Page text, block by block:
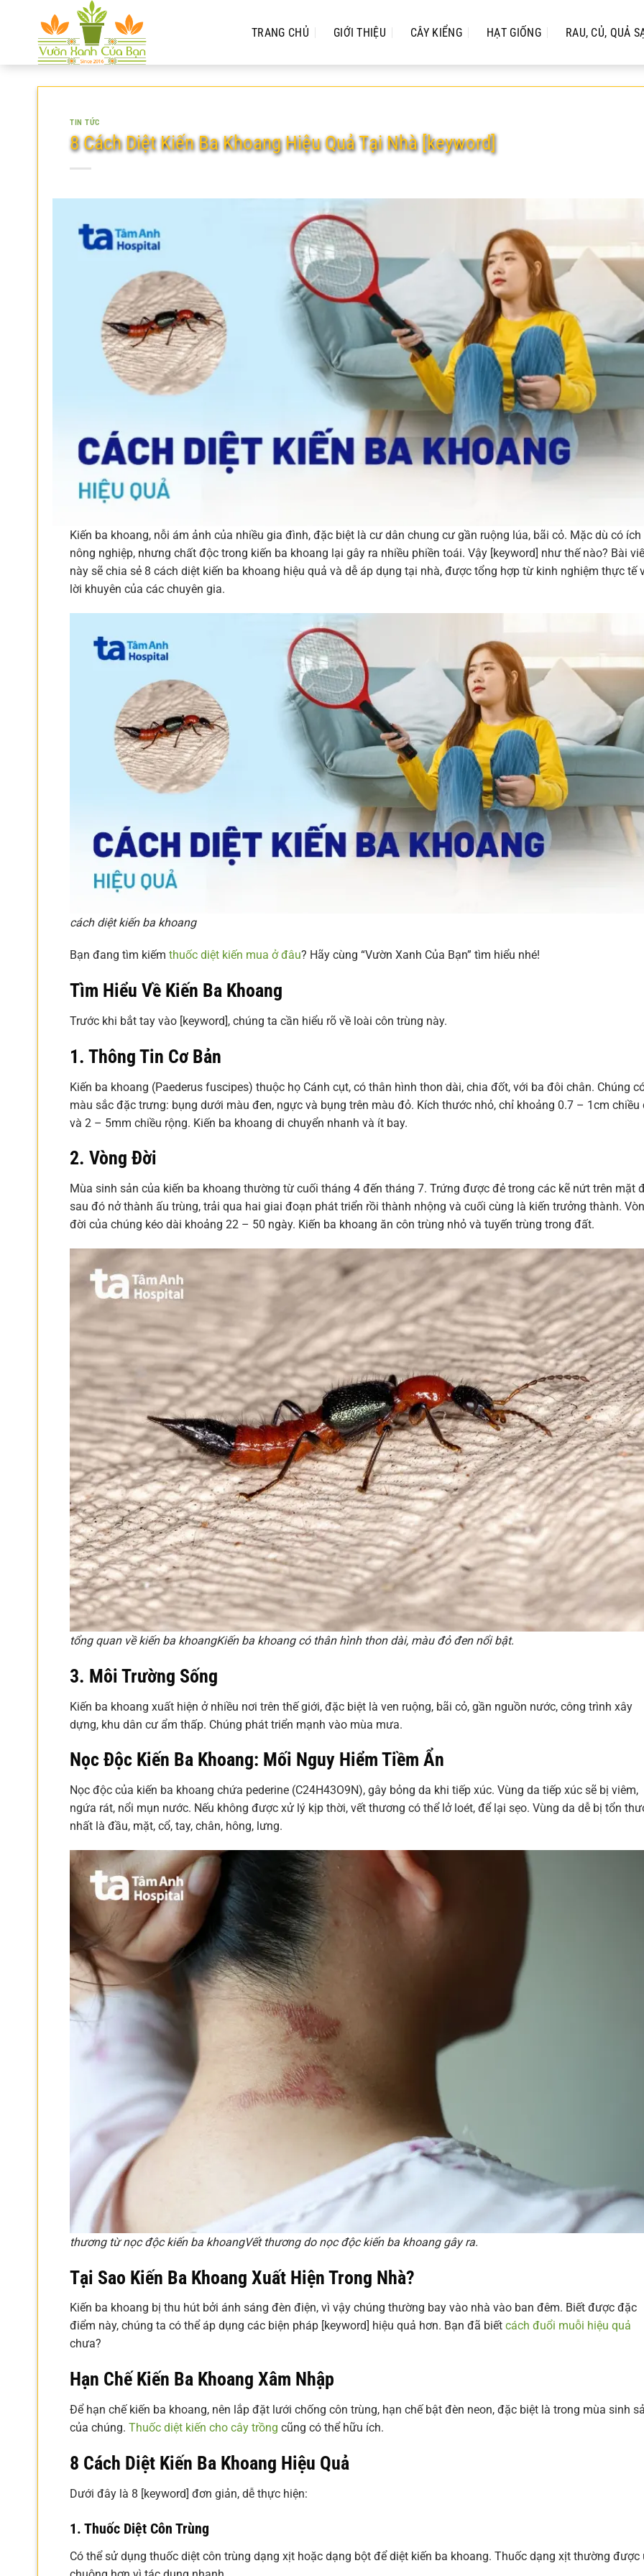
dung
TRANG CHỦ GIỚI THIỆU CÂY KIỂNG HẠT GIỐNG RAU, CỦ, QUẢ
TIN TỨC
8 Cách Diệt Kiến Ba Khoang Hiệu Quả Tại Nhà [keyword]
Kiến ba khoang, nỗi ám ảnh của nhiều gia đình, đặc biệt là cư dân chung cư gần ruộng lúa, bãi cỏ. Mặc dù có ích
nông nghiệp, nhưng chất độc trong kiến ba khoang lại gây ra nhiều phiền toái. Vậy [keyword] như thế nào? Bài
này sẽ chia sẻ 8 cách diệt kiến ba khoang hiệu quả và dễ áp dụng tại nhà, được tổng hợp từ kinh nghiệm thực tế
lời khuyên của các chuyên gia.
cách diệt kiến ba khoang
Bạn đang tìm kiếm thuốc diệt kiến mua ở đâu? Hãy cùng “Vườn Xanh Của Bạn” tìm hiểu nhé!
Tìm Hiểu Về Kiến Ba Khoang
Trước khi bắt tay vào [keyword], chúng ta cần hiểu rõ về loài côn trùng này.
1. Thông Tin Cơ Bản
Kiến ba khoang (Paederus fuscipes) thuộc họ Cánh cụt, có thân hình thon dài, chia đốt, với ba đôi chân. Chúng
màu sắc đặc trưng: bụng dưới màu đen, ngực và bụng trên màu đỏ. Kích thước nhỏ, chỉ khoảng 0.7 – 1cm chiều
và 2 – 5mm chiều rộng. Kiến ba khoang di chuyển nhanh và ít bay.
2. Vòng Đời
Mùa sinh sản của kiến ba khoang thường từ cuối tháng 4 đến tháng 7. Trứng được đẻ trong các kẽ nứt trên mặt
sau đó nở thành ấu trùng, trải qua hai giai đoạn phát triển rồi thành nhộng và cuối cùng là kiến trưởng thành.
đời của chúng kéo dài khoảng 22 – 50 ngày. Kiến ba khoang ăn côn trùng nhỏ và tuyến trùng trong đất.
tổng quan về kiến ba khoangKiến ba khoang có thân hình thon dài, màu đỏ đen nổi bật.
3. Môi Trường Sống
Kiến ba khoang xuất hiện ở nhiều nơi trên thế giới, đặc biệt là ven ruộng, bãi cỏ, gần nguồn nước, công trình xây
dựng, khu dân cư ẩm thấp. Chúng phát triển mạnh vào mùa mưa.
Nọc Độc Kiến Ba Khoang: Mối Nguy Hiểm Tiềm Ẩn
Nọc độc của kiến ba khoang chứa pederine (C24H43O9N), gây bỏng da khi tiếp xúc. Vùng da tiếp xúc sẽ bị viêm,
ngứa rát, nổi mụn nước. Nếu không được xử lý kịp thời, vết thương có thể lở loét, để lại sẹo. Vùng da dễ bị tổn
nhất là đầu, mặt, cổ, tay, chân, hông, lưng.
thương từ nọc độc kiến ba khoangVết thương do nọc độc kiến ba khoang gây ra.
Tại Sao Kiến Ba Khoang Xuất Hiện Trong Nhà?
Kiến ba khoang bị thu hút bởi ánh sáng đèn điện, vì vậy chúng thường bay vào nhà vào ban đêm. Biết được đặc
điểm này, chúng ta có thể áp dụng các biện pháp [keyword] hiệu quả hơn. Bạn đã biết cách đuổi muỗi hiệu quả
chưa?
Hạn Chế Kiến Ba Khoang Xâm Nhập
Để hạn chế kiến ba khoang, nên lắp đặt lưới chống côn trùng, hạn chế bật đèn neon, đặc biệt là trong mùa sinh
của chúng. Thuốc diệt kiến cho cây trồng cũng có thể hữu ích.
8 Cách Diệt Kiến Ba Khoang Hiệu Quả
Dưới đây là 8 [keyword] đơn giản, dễ thực hiện:
1. Thuốc Diệt Côn Trùng
Có thể sử dụng thuốc diệt côn trùng dạng xịt hoặc dạng bột để diệt kiến ba khoang. Thuốc dạng xịt thường được